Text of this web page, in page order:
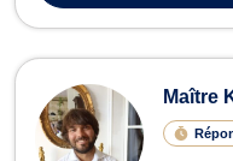
Maître